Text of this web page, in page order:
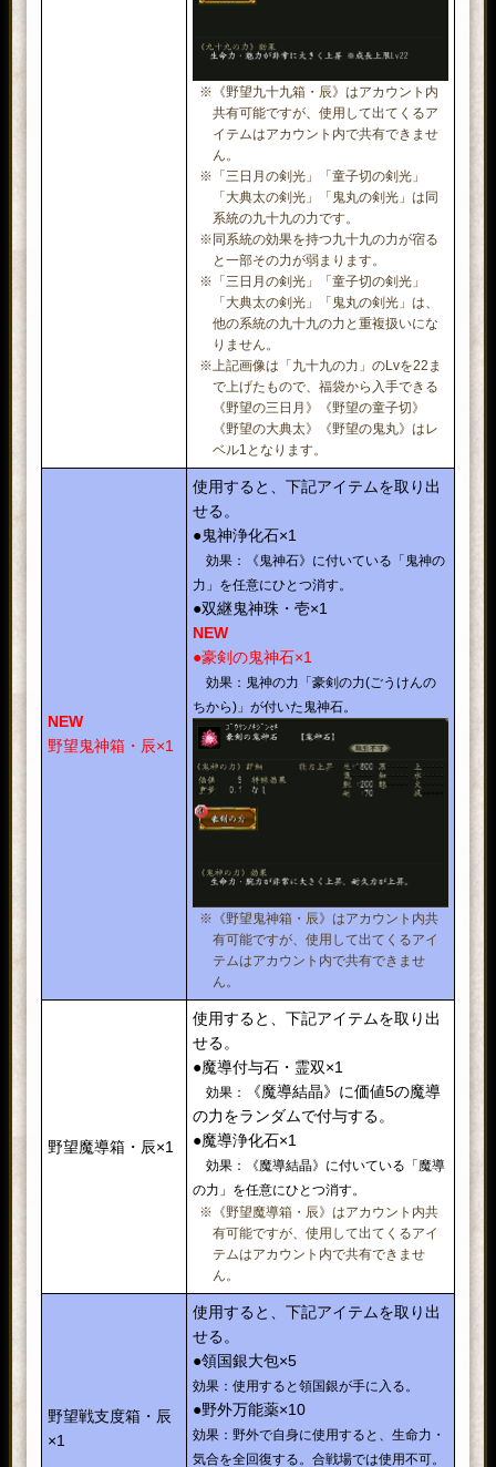
※《野望九十九箱・辰》はアカウント内
共有可能ですが、使用して出てくるア
イテムはアカウント内で共有できませ
ん。
※「三日月の剣光」「童子切の剣光」
「大典太の剣光」「鬼丸の剣光」は同
系統の九十九の力です。
※同系統の効果を持つ九十九の力が宿る
と一部その力が弱まります。
※「三日月の剣光」「童子切の剣光」
「大典太の剣光」「鬼丸の剣光」は、
他の系統の九十九の力と重複扱いにな
りません。
※上記画像は「九十九の力」のLvを22ま
で上げたもので、福袋から入手できる
《野望の三日月》《野望の童子切》
《野望の大典太》《野望の鬼丸》はレ
ベル1となります。
NEW
野望鬼神箱・辰×1
使用すると、下記アイテムを取り出
せる。
●鬼神浄化石×1
効果：《鬼神石》に付いている「鬼神の
力」を任意にひとつ消す。
●双継鬼神珠・壱×1
NEW
●豪剣の鬼神石×1
効果：鬼神の力「豪剣の力(ごうけんの
ちから)」が付いた鬼神石。
※《野望鬼神箱・辰》はアカウント内共
有可能ですが、使用して出てくるアイ
テムはアカウント内で共有できませ
ん。
野望魔導箱・辰×1
使用すると、下記アイテムを取り出
せる。
●魔導付与石・霊双×1
効果：
《魔導結晶》に価値5の魔導
の力をランダムで付与する。
●魔導浄化石×1
効果：《魔導結晶》に付いている「魔導
の力」を任意にひとつ消す。
※《野望魔導箱・辰》はアカウント内共
有可能ですが、使用して出てくるアイ
テムはアカウント内で共有できませ
ん。
野望戦支度箱・辰
×1
使用すると、下記アイテムを取り出
せる。
●領国銀大包×5
効果：使用すると領国銀が手に入る。
●野外万能薬×10
効果：野外で自身に使用すると、生命力・
気合を全回復する。合戦場では使用不可。